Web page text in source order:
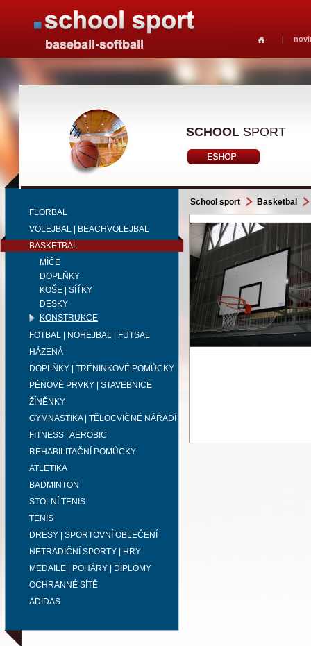
SCHOOL SPORT
FLORBAL
VOLEJBAL | BEACHVOLEJBAL
BASKETBAL
MÍČE
DOPLŇKY
KOŠE | SÍŤKY
DESKY
KONSTRUKCE
FOTBAL | NOHEJBAL | FUTSAL
HÁZENÁ
DOPLŇKY | TRÉNINKOVÉ POMŮCKY
PĚNOVÉ PRVKY | STAVEBNICE
ŽÍNĚNKY
GYMNASTIKA | TĚLOCVIČNÉ NÁŘADÍ
FITNESS | AEROBIC
REHABILITAČNÍ POMŮCKY
ATLETIKA
BADMINTON
STOLNÍ TENIS
TENIS
DRESY | SPORTOVNÍ OBLEČENÍ
NETRADIČNÍ SPORTY | HRY
MEDAILE | POHÁRY | DIPLOMY
OCHRANNÉ SÍTĚ
ADIDAS
School sport Basketbal